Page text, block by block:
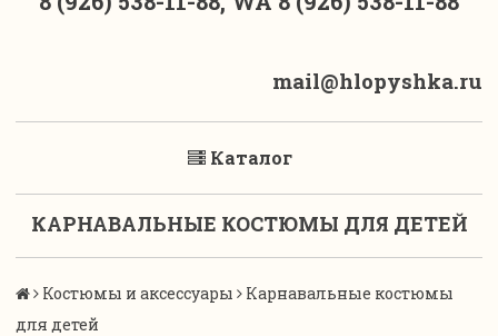
mail@hlopyshka.ru
Каталог
КАРНАВАЛЬНЫЕ КОСТЮМЫ ДЛЯ ДЕТЕЙ
Костюмы и аксессуары
Карнавальные костюмы
для детей